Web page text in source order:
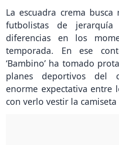
La escuadra crema
futbolistas de
diferencias en los
temporada. En ese
‘Bambino’ ha tomado
planes deportivos del
enorme expectativa entre
con verlo vestir la camiseta